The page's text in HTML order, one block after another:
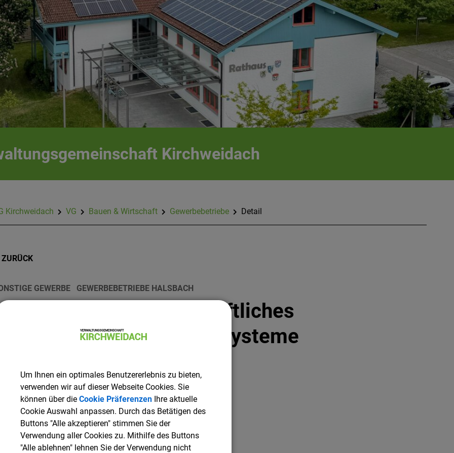
Kirchweidach
Kirchweidach VG Bauen & Wirtschaft Gewerbebetriebe Detail
ZURÜCK
GEWERBE GEWERBEBETRIEBE HALSBACH
KG – Landwirtschaftliches
Agrarsysteme
37
Halsbach
huber-kg@t-online.de
Um Ihnen ein optimales Benutzererlebnis zu bieten,
verwenden wir auf dieser Webseite Cookies. Sie
können über die Cookie PräferenzenIhre aktuelle
Cookie Auswahl anpassen. Durch das Betätigen des
Buttons "Alle akzeptieren" stimmen Sie der
Verwendung aller Cookies zu. Mithilfe des Buttons
"Alle ablehnen" lehnen Sie der Verwendung nicht